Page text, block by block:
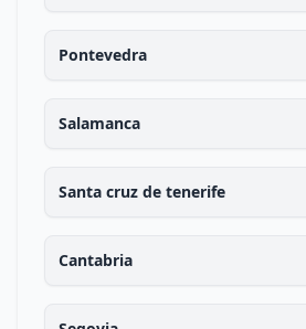
Pontevedra
Salamanca
Santa cruz de tenerife
Cantabria